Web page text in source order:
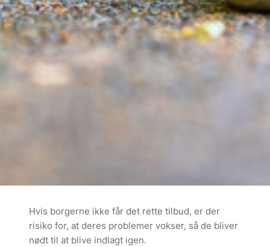
Hvis borgerne ikke får det rette tilbud, er der
risiko for, at deres problemer vokser, så de bliver
nødt til at blive indlagt igen.